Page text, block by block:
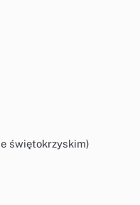
świętokrzyskim)